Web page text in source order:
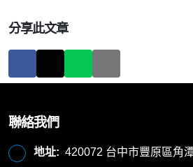
分享此文章
聯絡我們
地址: 420072 台中市豐原區角